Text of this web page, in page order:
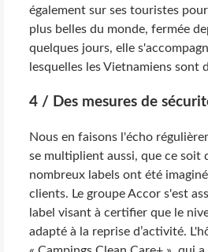
également sur ses touristes
plus belles du monde, fermée
quelques jours, elle
lesquelles les Vietnamiens sont
4 / Des mesures de
Nous en faisons l'écho
se multiplient aussi, que ce soit
nombreux labels ont été
clients. Le groupe Accor s'est
label visant à certifier que le
adapté à la reprise d’activité.